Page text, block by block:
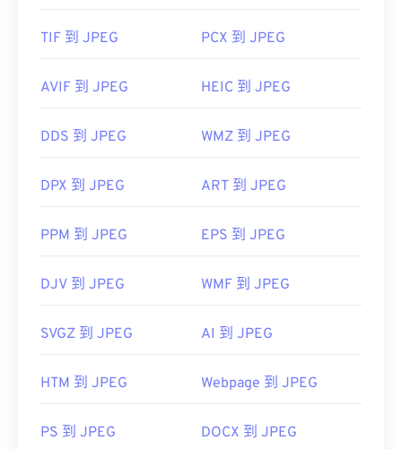
TIF 到 JPEG PCX 到 JPEG
AVIF 到 JPEG HEIC 到 JPEG
DDS 到 JPEG WMZ 到 JPEG
DPX 到 JPEG ART 到 JPEG
PPM 到 JPEG EPS 到 JPEG
DJV 到 JPEG WMF 到 JPEG
SVGZ 到 JPEG AI 到 JPEG
HTM 到 JPEG Webpage 到 JPEG
PS 到 JPEG DOCX 到 JPEG